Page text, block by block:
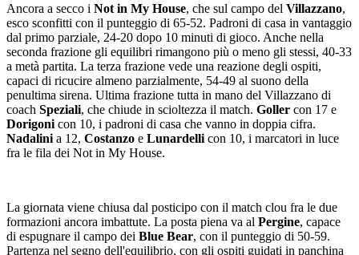
Ancora a secco i Not in My House, che sul campo del Villazzano,
esco sconfitti con il punteggio di 65-52. Padroni di casa in vantaggio
dal primo parziale, 24-20 dopo 10 minuti di gioco. Anche nella
seconda frazione gli equilibri rimangono più o meno gli stessi, 40-33
a metà partita. La terza frazione vede una reazione degli ospiti,
capaci di ricucire almeno parzialmente, 54-49 al suono della
penultima sirena. Ultima frazione tutta in mano del Villazzano di
coach Speziali, che chiude in scioltezza il match. Goller con 17 e
Dorigoni con 10, i padroni di casa che vanno in doppia cifra.
Nadalini a 12, Costanzo e Lunardelli con 10, i marcatori in luce
fra le fila dei Not in My House.
La giornata viene chiusa dal posticipo con il match clou fra le due
formazioni ancora imbattute. La posta piena va al Pergine, capace
di espugnare il campo dei Blue Bear, con il punteggio di 50-59.
Partenza nel segno dell'equilibrio, con gli ospiti guidati in panchina